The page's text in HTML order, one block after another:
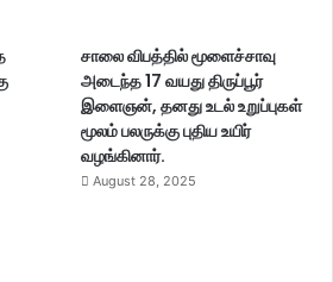
சாலை விபத்தில் மூளைச்சாவு
அடைந்த 17 வயது திருப்பூர்
இளைஞன், தனது உடல் உறுப்புகள்
மூலம் பலருக்கு புதிய உயிர்
வழங்கினார்.
August 28, 2025